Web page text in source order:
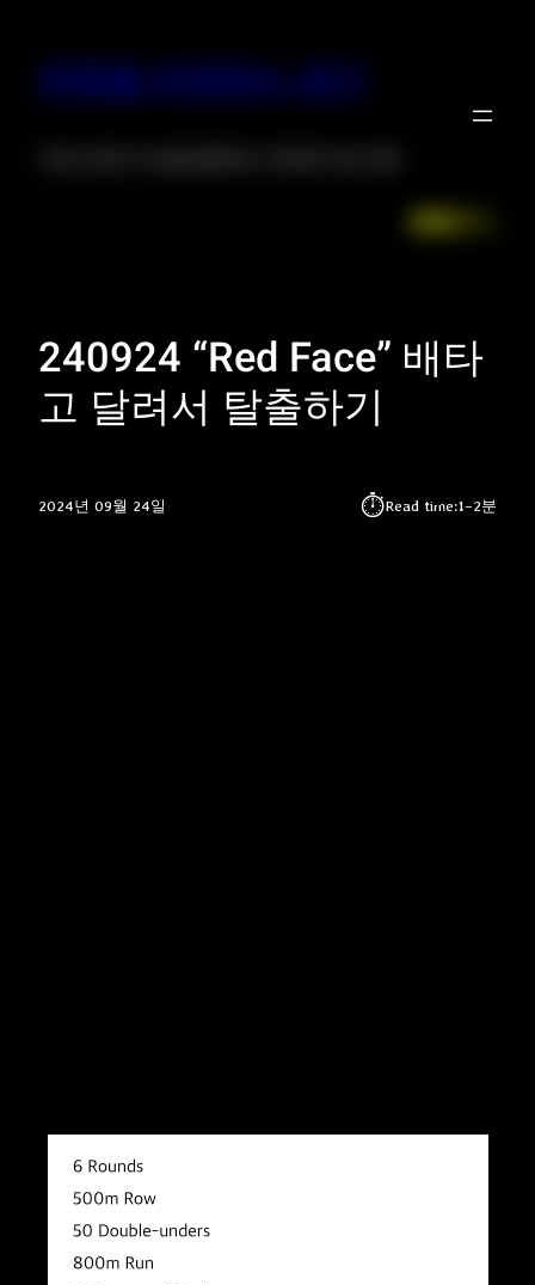
운동을 저장하는 공간
240924 “Red Face” 배타
고 달려서 탈출하기
2024년 09월 24일 ⏱︎Read time:1–2분